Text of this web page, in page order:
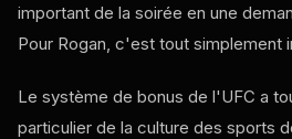
important de la soirée en une
Pour Rogan, c'est tout simplement
Le système de bonus de l'UFC a
particulier de la culture des sports